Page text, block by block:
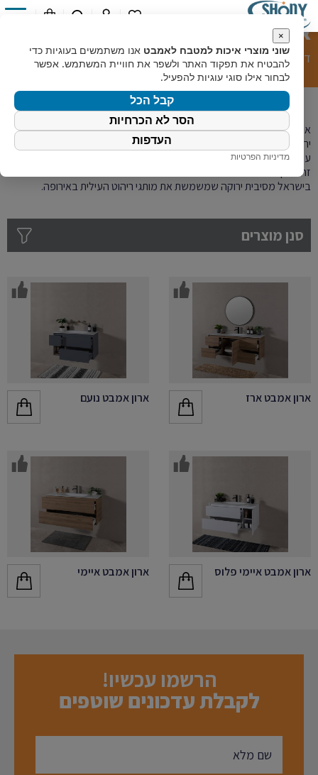
ארונות אמבט
דף הבית»קטלוג מוצרים»מוצרי אמבט»ארונות אמבט
ארונות אמבטיה העשויים מהחומר העמיד ביותר לחדרים רטובים – סיבית
ירוקה תוצרת דורופל גרמניה, והמשטח? עשוי מקוריאן דופונט ארצות הברית
עם כיור ואקום אינטגרלי.
זהו ארון האמבט האולטימטיבי. עשוי מהחומרים הטובים ביותר בעולם. היחיד
בישראל מסיבית ירוקה שמשמשת את מותגי ריהוט העילית באירופה.
סנן מוצרים
ארון אמבט ארז ארון אמבט נועם
ארון אמבט איימי פלוס ארון אמבט איימי
הרשמו עכשיו!
לקבלת עדכונים שוטפים
×
שוני מוצרי איכות למטבח לאמבט אנו משתמשים בעוגיות כדי
להבטיח את תפקוד האתר ולשפר את חוויית המשתמש. אפשר
לבחור אילו סוגי עוגיות להפעיל.
קבל הכל
הסר לא הכרחיות
העדפות
מדיניות הפרטיות